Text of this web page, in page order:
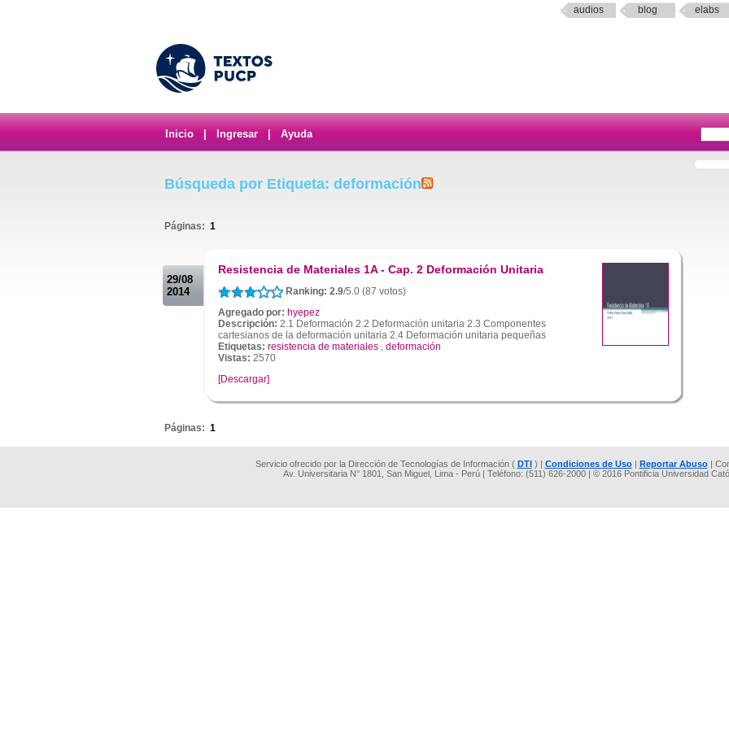
audios blog elabs
Inicio Ingresar Ayuda
Búsqueda por Etiqueta: deformación
Páginas: 1
29/08
2014
Resistencia de Materiales 1A - Cap. 2 Deformación Unitaria
Ranking: 2.9/5.0 (87 votos)
Agregado por: hyepez
Descripción: 2.1 Deformación 2.2 Deformación unitaria 2.3 Componentes
cartesianos de la deformación unitaria 2.4 Deformación unitaria pequeñas
Etiquetas: resistencia de materiales , deformación
Vistas: 2570
[Descargar]
Páginas: 1
Servicio ofrecido por la Dirección de Tecnologías de Información ( DTI) | Condiciones de Uso| Reportar Abuso|
Av. Universitaria N° 1801, San Miguel, Lima - Perú | Teléfono: (511) 626-2000 | © 2016 Pontificia Universidad